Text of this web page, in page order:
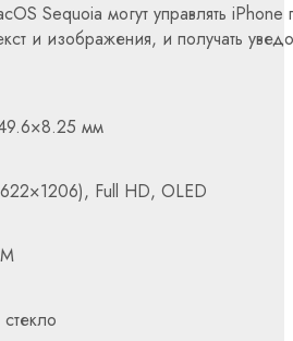
Sequoia могут управлять
и изображения, и получать
мм
Full HD, OLED
стекло